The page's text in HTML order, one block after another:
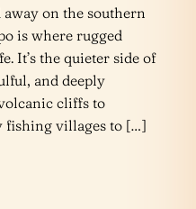
on the southern
is where rugged
It’s the quieter side of
and deeply
cliffs to
fishing villages to […]